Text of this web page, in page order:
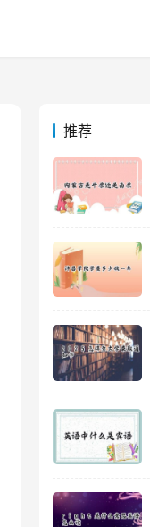
推荐